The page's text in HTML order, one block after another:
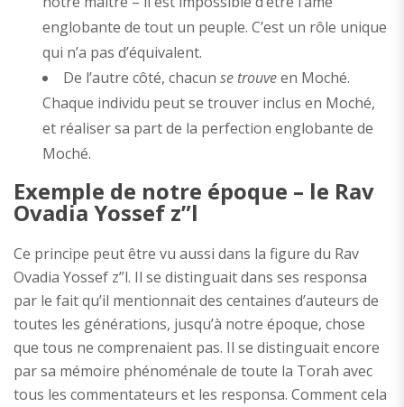
englobante de tout un peuple. C’est un rôle unique
qui n’a pas d’équivalent.
De l’autre côté, chacun se trouveen Moché.
Chaque individu peut se trouver inclus en Moché,
et réaliser sa part de la perfection englobante de
Moché.
Exemple de notre époque – le Rav
Ovadia Yossef z”l
Ce principe peut être vu aussi dans la figure du Rav
Ovadia Yossef z”l. Il se distinguait dans ses responsa
par le fait qu’il mentionnait des centaines d’auteurs de
toutes les générations, jusqu’à notre époque, chose
que tous ne comprenaient pas. Il se distinguait encore
par sa mémoire phénoménale de toute la Torah avec
tous les commentateurs et les responsa. Comment cela